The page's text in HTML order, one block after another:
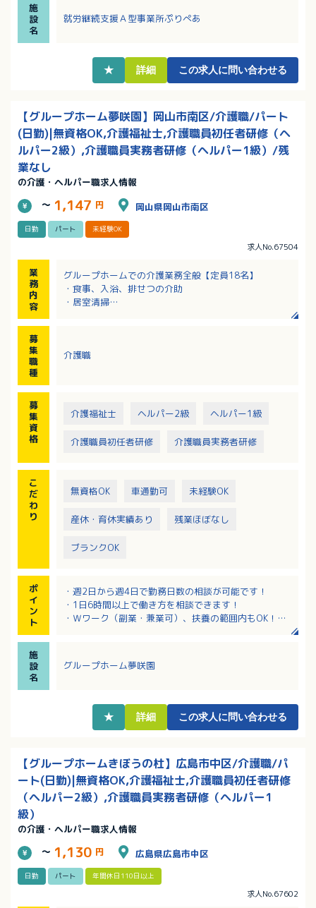
施
設
名
就労継続支援Ａ型事業所ぷりぺあ
★ 詳細 この求人に問い合わせる
【グループホーム夢咲園】岡山市南区/介護職/パート
(日勤)|無資格OK,介護福祉士,介護職員初任者研修（ヘ
ルパー2級）,介護職員実務者研修（ヘルパー1級）/残
業なし
の介護・ヘルパー職求人情報
～ 1,147 円 岡山県岡山市南区
日勤 パート 未経験OK
求人No.67504
業
務
内
容
グループホームでの介護業務全般【定員18名】
・食事、入浴、排せつの介助
・居室清掃
募
集
職
種
介護職
募
集
資
格
介護福祉士 ヘルパー2級 ヘルパー1級
介護職員初任者研修 介護職員実務者研修
こ
だ
わ
り
無資格OK 車通勤可 未経験OK
産休・育休実績あり 残業ほぼなし
ブランクOK
ポ
イ
ン
ト
・週2日から週4日で勤務日数の相談が可能です！
・1日6時間以上で働き方を相談できます！
・Ｗワーク（副業・兼業可）、扶養の範囲内もOK！
があります！
施
設
名
グループホーム夢咲園
★ 詳細 この求人に問い合わせる
【グループホームきぼうの杜】広島市中区/介護職/パ
ート(日勤)|無資格OK,介護福祉士,介護職員初任者研修
（ヘルパー2級）,介護職員実務者研修（ヘルパー1
級）
の介護・ヘルパー職求人情報
～ 1,130 円 広島県広島市中区
日勤 パート 年間休日110日以上
求人No.67602